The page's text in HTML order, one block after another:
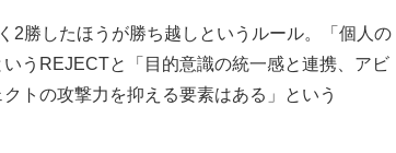
2 勝したほうが勝ち越しというルール。「個人の
う REJECTと「目的意識の統一感と連携、アビ
トの攻撃力を抑える要素はある」という